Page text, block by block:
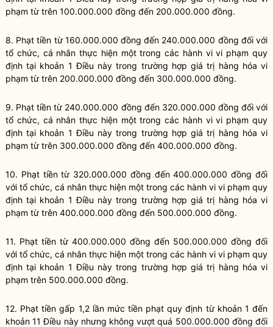
phạm từ trên 100.000.000 đồng đến 200.000.000 đồng.
8. Phạt tiền từ 160.000.000 đồng đến 240.000.000 đồng đối với
tổ chức, cá nhân thực hiện một trong các hành vi vi phạm quy
định tại khoản 1 Điều này trong trường hợp giá trị hàng hóa vi
phạm từ trên 200.000.000 đồng đến 300.000.000 đồng.
9. Phạt tiền từ 240.000.000 đồng đến 320.000.000 đồng đối với
tổ chức, cá nhân thực hiện một trong các hành vi vi phạm quy
định tại khoản 1 Điều này trong trường hợp giá trị hàng hóa vi
phạm từ trên 300.000.000 đồng đến 400.000.000 đồng.
10. Phạt tiền từ 320.000.000 đồng đến 400.000.000 đồng đối
với tổ chức, cá nhân thực hiện một trong các hành vi vi phạm quy
định tại khoản 1 Điều này trong trường hợp giá trị hàng hóa vi
phạm từ trên 400.000.000 đồng đến 500.000.000 đồng.
11. Phạt tiền từ 400.000.000 đồng đến 500.000.000 đồng đối
với tổ chức, cá nhân thực hiện một trong các hành vi vi phạm quy
định tại khoản 1 Điều này trong trường hợp giá trị hàng hóa vi
phạm trên 500.000.000 đồng.
12. Phạt tiền gấp 1,2 lần mức tiền phạt quy định từ khoản 1 đến
khoản 11 Điều này nhưng không vượt quá 500.000.000 đồng đối